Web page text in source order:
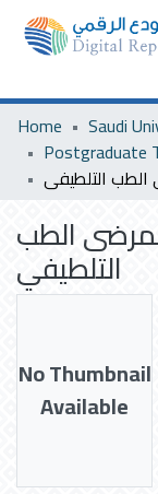
Home
الطب
التلطيفي
No Thumbnail
Available